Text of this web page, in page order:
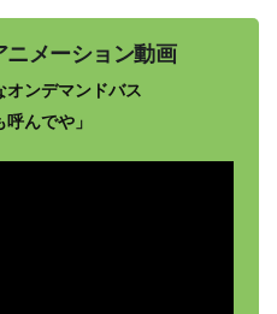
メーション動画
オンデマンドバス
呼んでや」